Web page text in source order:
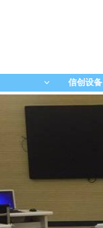
ꀁ 信创设备